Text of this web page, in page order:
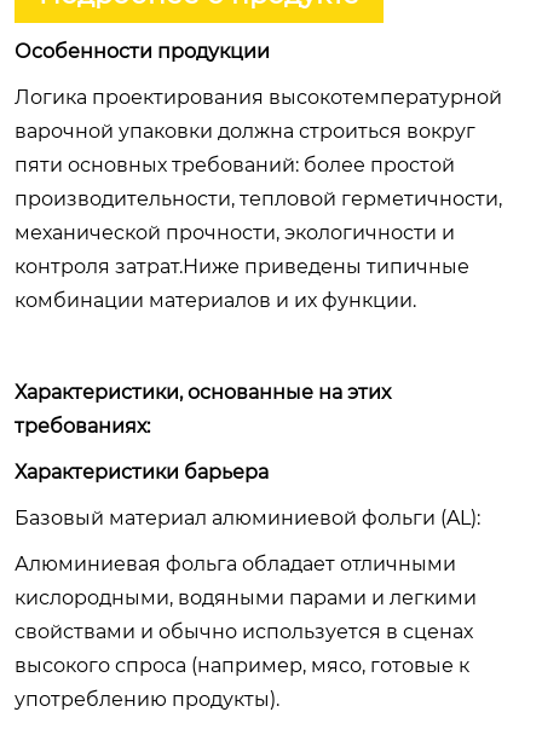
Особенности продукции
Логика проектирования высокотемпературной
варочной упаковки должна строиться вокруг
пяти основных требований: более простой
производительности, тепловой герметичности,
механической прочности, экологичности и
контроля затрат.Ниже приведены типичные
комбинации материалов и их функции.
Характеристики, основанные на этих
требованиях:
Характеристики барьера
Базовый материал алюминиевой фольги (AL):
Алюминиевая фольга обладает отличными
кислородными, водяными парами и легкими
свойствами и обычно используется в сценах
высокого спроса (например, мясо, готовые к
употреблению продукты).